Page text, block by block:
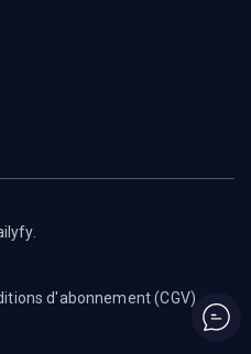
d'abonnement (CGV)